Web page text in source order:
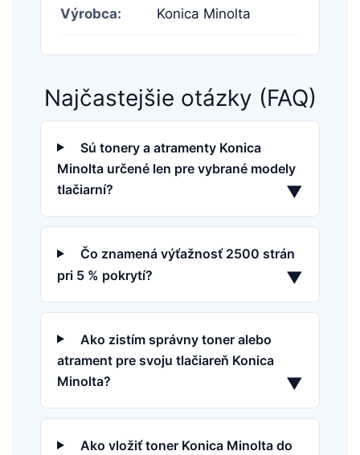
Výrobca: Konica Minolta
Najčastejšie otázky (FAQ)
Sú tonery a atramenty Konica
Minolta určené len pre vybrané modely
tlačiarní?
▼
Čo znamená výťažnosť 2500 strán
pri 5 % pokrytí?
▼
Ako zistím správny toner alebo
atrament pre svoju tlačiareň Konica
Minolta?
▼
Ako vložiť toner Konica Minolta do